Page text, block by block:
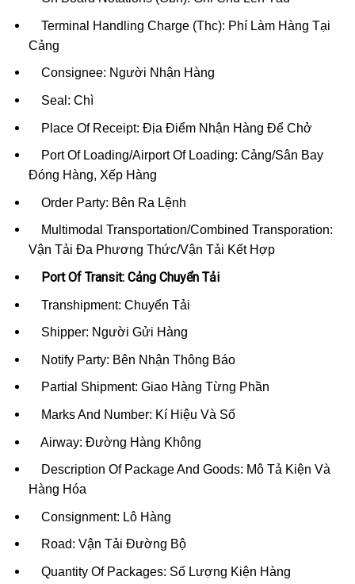
Terminal Handling Charge (Thc): Phí Làm Hàng Tại
Cảng
Consignee: Người Nhận Hàng
Seal: Chì
Place Of Receipt: Địa Điểm Nhận Hàng Để Chở
Port Of Loading/Airport Of Loading: Cảng/Sân Bay
Đóng Hàng, Xếp Hàng
Order Party: Bên Ra Lệnh
Multimodal Transportation/Combined Transporation:
Vận Tải Đa Phương Thức/Vận Tải Kết Hợp
Port Of Transit: Cảng Chuyển Tải
Transhipment: Chuyển Tải
Shipper: Người Gửi Hàng
Notify Party: Bên Nhận Thông Báo
Partial Shipment: Giao Hàng Từng Phần
Marks And Number: Kí Hiệu Và Số
Airway: Đường Hàng Không
Description Of Package And Goods: Mô Tả Kiện Và
Hàng Hóa
Consignment: Lô Hàng
Road: Vận Tải Đường Bộ
Quantity Of Packages: Số Lượng Kiện Hàng